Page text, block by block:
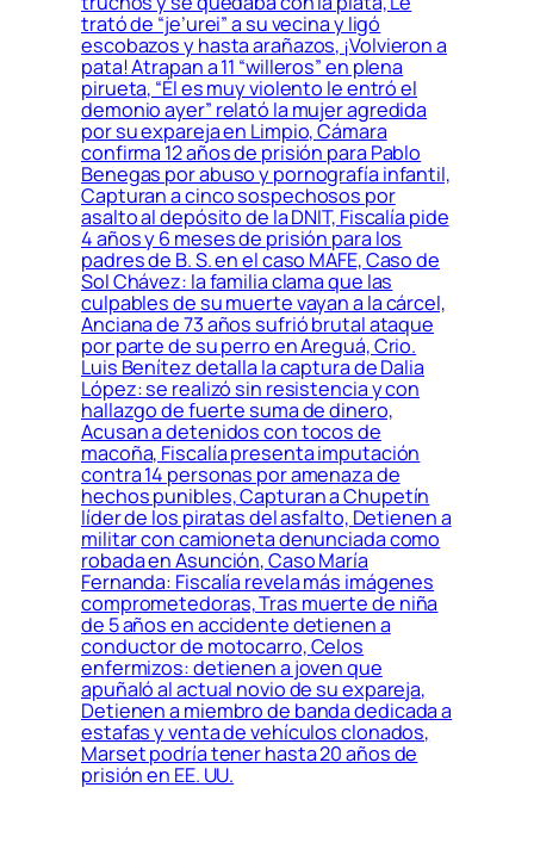
trató de “je’urei” a su vecina y ligó
escobazos y hasta arañazos, ¡Volvieron a
pata! Atrapan a 11 “willeros” en plena
pirueta, “Él es muy violento le entró el
demonio ayer” relató la mujer agredida
por su expareja en Limpio, Cámara
confirma 12 años de prisión para Pablo
Benegas por abuso y pornografía infantil,
Capturan a cinco sospechosos por
asalto al depósito de la DNIT, Fiscalía pide
4 años y 6 meses de prisión para los
padres de B. S. en el caso MAFE, Caso de
Sol Chávez: la familia clama que las
culpables de su muerte vayan a la cárcel,
Anciana de 73 años sufrió brutal ataque
por parte de su perro en Areguá, Crio.
Luis Benítez detalla la captura de Dalia
López: se realizó sin resistencia y con
hallazgo de fuerte suma de dinero,
Acusan a detenidos con tocos de
macoña, Fiscalía presenta imputación
contra 14 personas por amenaza de
hechos punibles, Capturan a Chupetín
líder de los piratas del asfalto, Detienen a
militar con camioneta denunciada como
robada en Asunción, Caso María
Fernanda: Fiscalía revela más imágenes
comprometedoras, Tras muerte de niña
de 5 años en accidente detienen a
conductor de motocarro, Celos
enfermizos: detienen a joven que
apuñaló al actual novio de su expareja,
Detienen a miembro de banda dedicada a
estafas y venta de vehículos clonados,
Marset podría tener hasta 20 años de
prisión en EE. UU.